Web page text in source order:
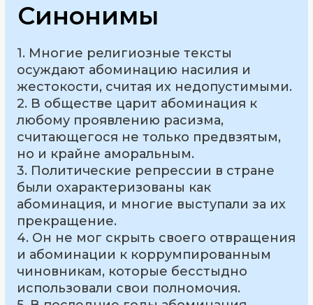
Синонимы
1. Многие религиозные тексты
осуждают абоминацию насилия и
жестокости, считая их недопустимыми.
2. В обществе царит абоминация к
любому проявлению расизма,
считающегося не только предвзятым,
но и крайне аморальным.
3. Политические репрессии в стране
были охарактеризованы как
абоминация, и многие выступали за их
прекращение.
4. Он не мог скрыть своего отвращения
и абоминации к коррумпированным
чиновникам, которые бесстыдно
использовали свои полномочия.